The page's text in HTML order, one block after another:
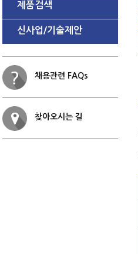
제품검색
신사업/기술제안
채용관련 FAQs
찾아오시는 길